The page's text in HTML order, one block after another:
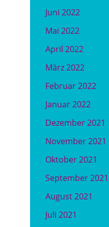
Juni 2022
Mai 2022
April 2022
März 2022
Februar 2022
Januar 2022
Dezember 2021
November 2021
Oktober 2021
September 2021
August 2021
Juli 2021